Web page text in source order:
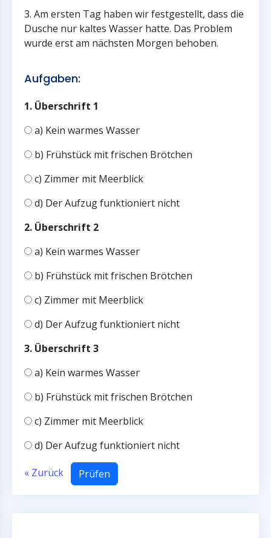
3. Am ersten Tag haben wir festgestellt, dass die
Dusche nur kaltes Wasser hatte. Das Problem
wurde erst am nächsten Morgen behoben.
Aufgaben:
1. Überschrift 1
a) Kein warmes Wasser
b) Frühstück mit frischen Brötchen
c) Zimmer mit Meerblick
d) Der Aufzug funktioniert nicht
2. Überschrift 2
a) Kein warmes Wasser
b) Frühstück mit frischen Brötchen
c) Zimmer mit Meerblick
d) Der Aufzug funktioniert nicht
3. Überschrift 3
a) Kein warmes Wasser
b) Frühstück mit frischen Brötchen
c) Zimmer mit Meerblick
d) Der Aufzug funktioniert nicht
« Zurück